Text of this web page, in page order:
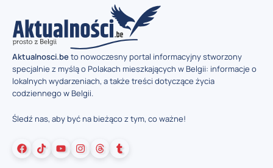
Aktualnosci.beto nowoczesny portal informacyjny stworzony
specjalnie z myślą o Polakach mieszkających w Belgii: informacje o
lokalnych wydarzeniach, a także treści dotyczące życia
codziennego w Belgii.
Śledź nas, aby być na bieżąco z tym, co ważne!